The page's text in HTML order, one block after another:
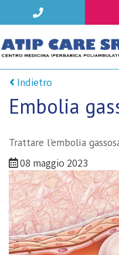
Indietro
Embolia
Trattare l'embolia
08 maggio 2023